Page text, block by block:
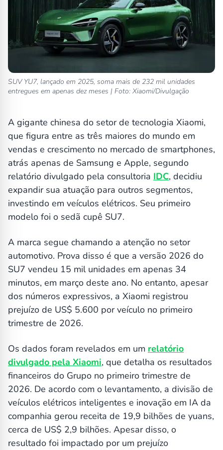
SUV YU7, lançado em 2025, soma mais de 232 mil unidades
entregues em apenas dez meses | Foto: Xiaomi/Divulgação
A gigante chinesa do setor de tecnologia Xiaomi,
que figura entre as três maiores do mundo em
vendas e crescimento no mercado de smartphones,
atrás apenas de Samsung e Apple, segundo
relatório divulgado pela consultoria IDC, decidiu
expandir sua atuação para outros segmentos,
investindo em veículos elétricos. Seu primeiro
modelo foi o sedã cupê SU7.
A marca segue chamando a atenção no setor
automotivo. Prova disso é que a versão 2026 do
SU7 vendeu 15 mil unidades em apenas 34
minutos, em março deste ano. No entanto, apesar
dos números expressivos, a Xiaomi registrou
prejuízo de US$ 5.600 por veículo no primeiro
trimestre de 2026.
Os dados foram revelados em um relatório
divulgado pela Xiaomi, que detalha os resultados
financeiros do Grupo no primeiro trimestre de
2026. De acordo com o levantamento, a divisão de
veículos elétricos inteligentes e inovação em IA da
companhia gerou receita de 19,9 bilhões de yuans,
cerca de US$ 2,9 bilhões. Apesar disso, o
resultado foi impactado por um prejuízo